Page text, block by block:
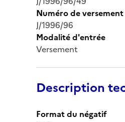
Numéro de versement
J/1996/96
Modalité d'entrée
Versement
Description
Format du négatif